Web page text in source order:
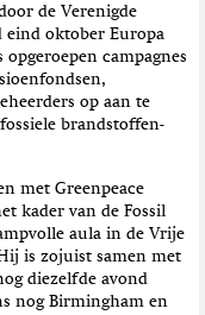
de Verenigde
eind oktober Europa
campagnes
op aan te
brandstoffen-
met Greenpeace
kader van de Fossil
aula in de Vrije
is zojuist samen met
diezelfde avond
nog Birmingham en